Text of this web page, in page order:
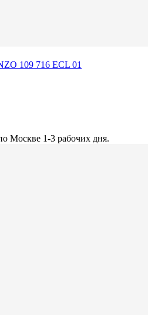
109 716 ECL 01
Москве 1-3 рабочих дня.